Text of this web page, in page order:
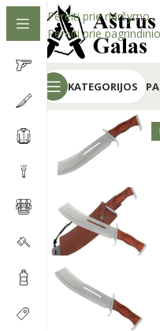
Pereiti prie naršymo
Pereiti prie
KATEGORIJOS